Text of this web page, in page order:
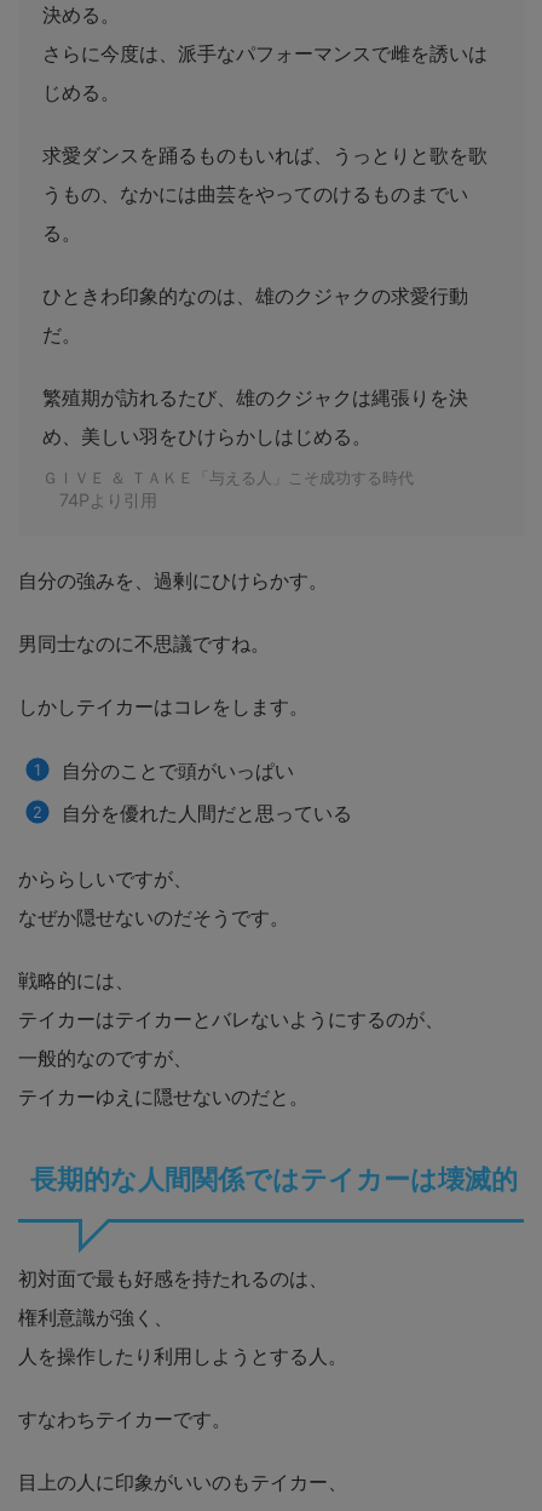
決める。
さらに今度は、派手なパフォーマンスで雌を誘いは
じめる。
求愛ダンスを踊るものもいれば、うっとりと歌を歌
うもの、なかには曲芸をやってのけるものまでい
る。
ひときわ印象的なのは、雄のクジャクの求愛行動
だ。
繁殖期が訪れるたび、雄のクジャクは縄張りを決
め、美しい羽をひけらかしはじめる。
ＧＩＶＥ ＆ ＴＡＫＥ「与える人」こそ成功する時代
74Pより引用
自分の強みを、過剰にひけらかす。
男同士なのに不思議ですね。
しかしテイカーはコレをします。
自分のことで頭がいっぱい
自分を優れた人間だと思っている
かららしいですが、
なぜか隠せないのだそうです。
戦略的には、
テイカーはテイカーとバレないようにするのが、
一般的なのですが、
テイカーゆえに隠せないのだと。
長期的な人間関係ではテイカーは壊滅的
初対面で最も好感を持たれるのは、
権利意識が強く、
人を操作したり利用しようとする人。
すなわちテイカーです。
目上の人に印象がいいのもテイカー、